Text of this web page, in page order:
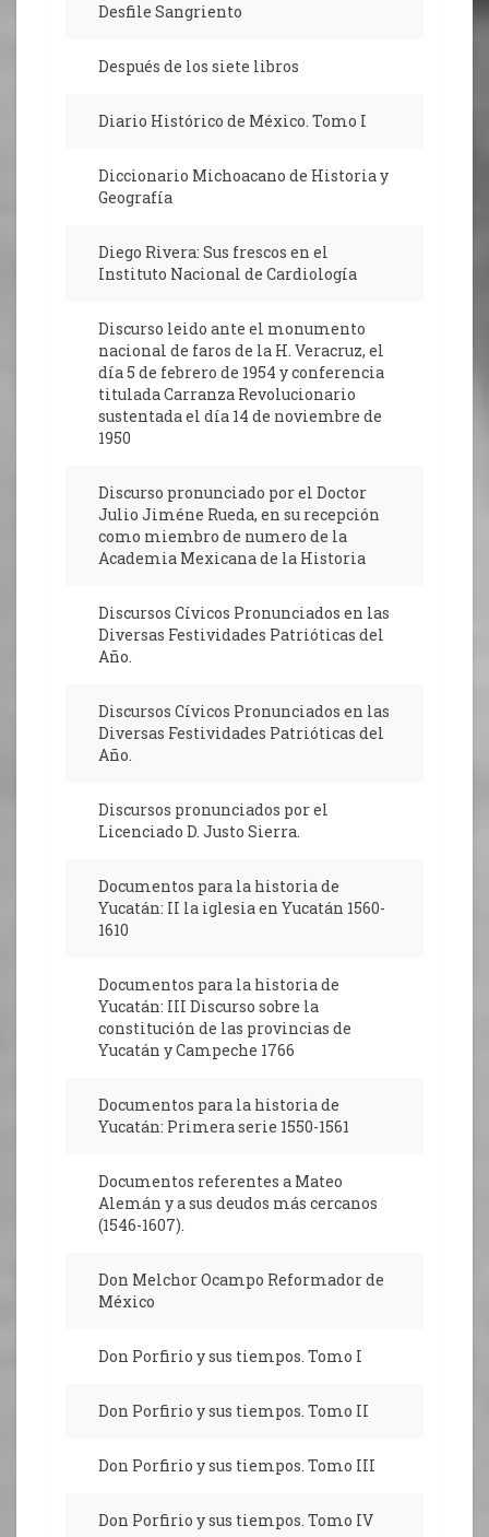
Desfile Sangriento
Después de los siete libros
Diario Histórico de México. Tomo I
Diccionario Michoacano de Historia y
Geografía
Diego Rivera: Sus frescos en el
Instituto Nacional de Cardiología
Discurso leido ante el monumento
nacional de faros de la H. Veracruz, el
día 5 de febrero de 1954 y conferencia
titulada Carranza Revolucionario
sustentada el día 14 de noviembre de
1950
Discurso pronunciado por el Doctor
Julio Jiméne Rueda, en su recepción
como miembro de numero de la
Academia Mexicana de la Historia
Discursos Cívicos Pronunciados en las
Diversas Festividades Patrióticas del
Año.
Discursos Cívicos Pronunciados en las
Diversas Festividades Patrióticas del
Año.
Discursos pronunciados por el
Licenciado D. Justo Sierra.
Documentos para la historia de
Yucatán: II la iglesia en Yucatán 1560-
1610
Documentos para la historia de
Yucatán: III Discurso sobre la
constitución de las provincias de
Yucatán y Campeche 1766
Documentos para la historia de
Yucatán: Primera serie 1550-1561
Documentos referentes a Mateo
Alemán y a sus deudos más cercanos
(1546-1607).
Don Melchor Ocampo Reformador de
México
Don Porfirio y sus tiempos. Tomo I
Don Porfirio y sus tiempos. Tomo II
Don Porfirio y sus tiempos. Tomo III
Don Porfirio y sus tiempos. Tomo IV